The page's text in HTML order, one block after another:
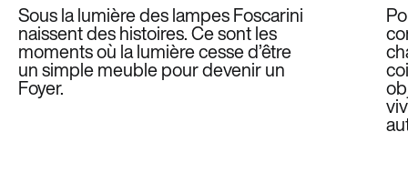
Sous la lumière des lampes Foscarini
naissent des histoires. Ce sont les
moments où la lumière cesse d’être
un simple meuble pour devenir un
Foyer.